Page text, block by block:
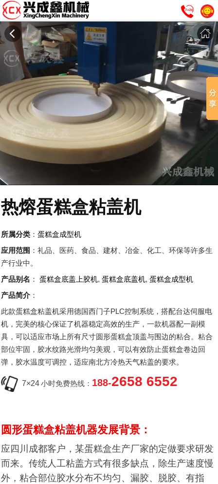
热熔蛋糕盒粘盖机
所属分类 ：蛋糕盒成型机
应用范围 ：礼品、医药、食品、建材、冶金、化工、环保等许多生
产行业中。
产品别名 ：蛋糕盒底盖上胶机,蛋糕盒底盖机,蛋糕盒成型机
产品简介：
此款蛋糕盒粘盖机采用德国西门子PLC控制系统，搭配台达伺服电
机，完美的核心保证了机器稳定高效的生产，一款机器配一副模
具，可以适应市场上所有尺寸圆形蛋糕盒顶盖与围边的粘合。粘合
部位牢固，胶水纹路光滑均匀美观，可以有效防止蛋糕盒卷边回
弹，胶水温度可调控，适应南北方冷热天气粘盖的要求。
7×24小时免费热线： 188-2658 6552
圆形蛋糕盒粘盖机器发展背景：
应四川成都客户，某蛋糕盒生产厂家的定做要求研发
而来。传统人工粘盖方式有很多缺点，除生产速度慢
外，粘合部位胶水分布不均匀、漏胶、脱胶、有指